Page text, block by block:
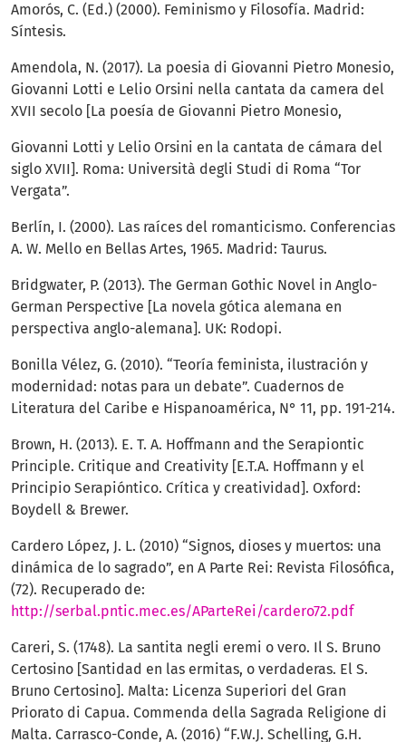
Amorós, C. (Ed.) (2000). Feminismo y Filosofía. Madrid:
Síntesis.
Amendola, N. (2017). La poesia di Giovanni Pietro Monesio,
Giovanni Lotti e Lelio Orsini nella cantata da camera del
XVII secolo [La poesía de Giovanni Pietro Monesio,
Giovanni Lotti y Lelio Orsini en la cantata de cámara del
siglo XVII]. Roma: Università degli Studi di Roma “Tor
Vergata”.
Berlín, I. (2000). Las raíces del romanticismo. Conferencias
A. W. Mello en Bellas Artes, 1965. Madrid: Taurus.
Bridgwater, P. (2013). The German Gothic Novel in Anglo-
German Perspective [La novela gótica alemana en
perspectiva anglo-alemana]. UK: Rodopi.
Bonilla Vélez, G. (2010). “Teoría feminista, ilustración y
modernidad: notas para un debate”. Cuadernos de
Literatura del Caribe e Hispanoamérica, N° 11, pp. 191-214.
Brown, H. (2013). E. T. A. Hoffmann and the Serapiontic
Principle. Critique and Creativity [E.T.A. Hoffmann y el
Principio Serapióntico. Crítica y creatividad]. Oxford:
Boydell & Brewer.
Cardero López, J. L. (2010) “Signos, dioses y muertos: una
dinámica de lo sagrado”, en A Parte Rei: Revista Filosófica,
(72). Recuperado de:
http://serbal.pntic.mec.es/AParteRei/cardero72.pdf
Careri, S. (1748). La santita negli eremi o vero. Il S. Bruno
Certosino [Santidad en las ermitas, o verdaderas. El S.
Bruno Certosino]. Malta: Licenza Superiori del Gran
Priorato di Capua. Commenda della Sagrada Religione di
Malta. Carrasco-Conde, A. (2016) “F.W.J. Schelling, G.H.